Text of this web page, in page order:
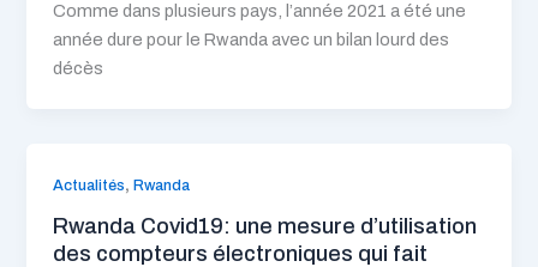
Comme dans plusieurs pays, l’année 2021 a été une
année dure pour le Rwanda avec un bilan lourd des
décès
Actualités,Rwanda
Rwanda Covid19: une mesure d’utilisation
des compteurs électroniques qui fait